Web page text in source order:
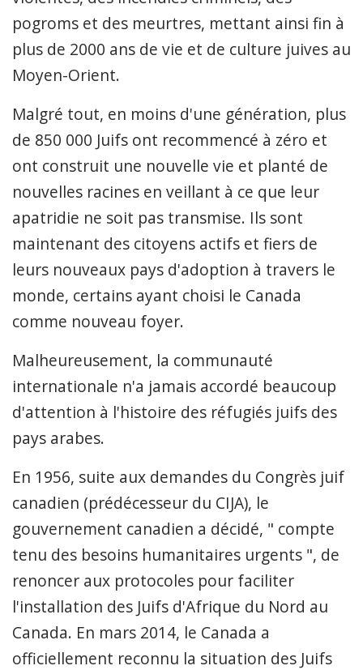
pogroms et des meurtres, mettant ainsi fin à
plus de 2000 ans de vie et de culture juives au
Moyen-Orient.
Malgré tout, en moins d'une génération, plus
de 850 000 Juifs ont recommencé à zéro et
ont construit une nouvelle vie et planté de
nouvelles racines en veillant à ce que leur
apatridie ne soit pas transmise. Ils sont
maintenant des citoyens actifs et fiers de
leurs nouveaux pays d'adoption à travers le
monde, certains ayant choisi le Canada
comme nouveau foyer.
Malheureusement, la communauté
internationale n'a jamais accordé beaucoup
d'attention à l'histoire des réfugiés juifs des
pays arabes.
En 1956, suite aux demandes du Congrès juif
canadien (prédécesseur du CIJA), le
gouvernement canadien a décidé, " compte
tenu des besoins humanitaires urgents ", de
renoncer aux protocoles pour faciliter
l'installation des Juifs d'Afrique du Nord au
Canada. En mars 2014, le Canada a
officiellement reconnu la situation des Juifs